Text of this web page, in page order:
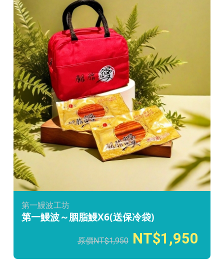
第一鰻波工坊
第一鰻波～胭脂鰻X6(送保冷袋)
1,950 1,950